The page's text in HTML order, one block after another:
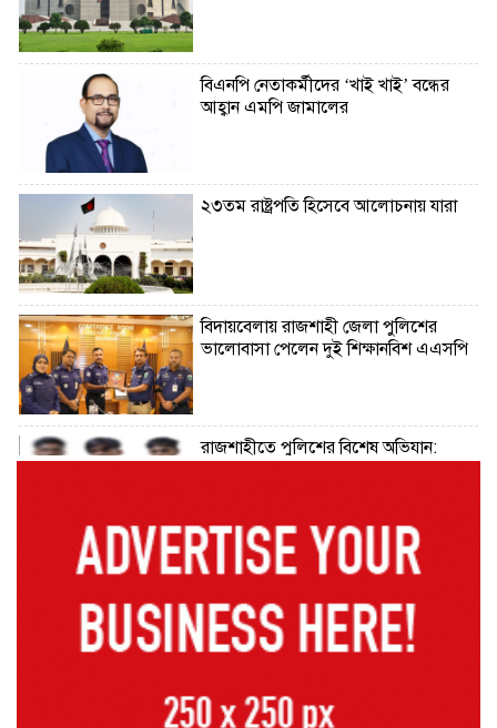
বিএনপি নেতাকর্মীদের ‘খাই খাই’ বন্ধের
আহ্বান এমপি জামালের
২৩তম রাষ্ট্রপতি হিসেবে আলোচনায় যারা
বিদায়বেলায় রাজশাহী জেলা পুলিশের
ভালোবাসা পেলেন দুই শিক্ষানবিশ এএসপি
রাজশাহীতে পুলিশের বিশেষ অভিযান:
নদীদূষণ রোধে সমন্বিত পদক্ষেপ গ্রহণে
উদ্যোক্তাকে সম্মাননা দিলেন সিটি প্রশাসক